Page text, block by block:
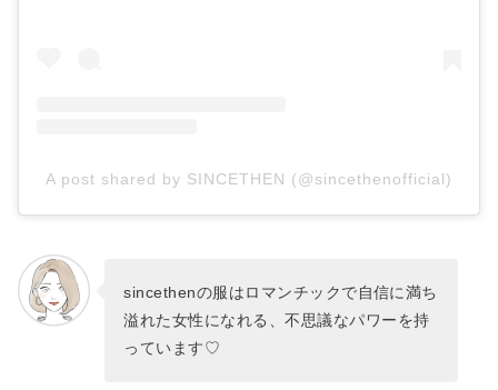
A post shared by SINCETHEN (@sincethenofficial)
sincethenの服はロマンチックで自信に満ち
溢れた女性になれる、不思議なパワーを持
っています♡